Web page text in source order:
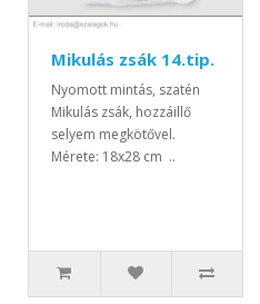
Mikulás zsák 14.tip.
Nyomott mintás, szatén
Mikulás zsák, hozzáillő
selyem megkötővel.
Mérete: 18x28 cm ..